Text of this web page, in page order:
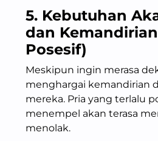
5. Kebutuhan
dan
Posesif)
Meskipun ingin merasa
menghargai kemandirian
mereka. Pria yang terlalu
menempel akan terasa
menolak.